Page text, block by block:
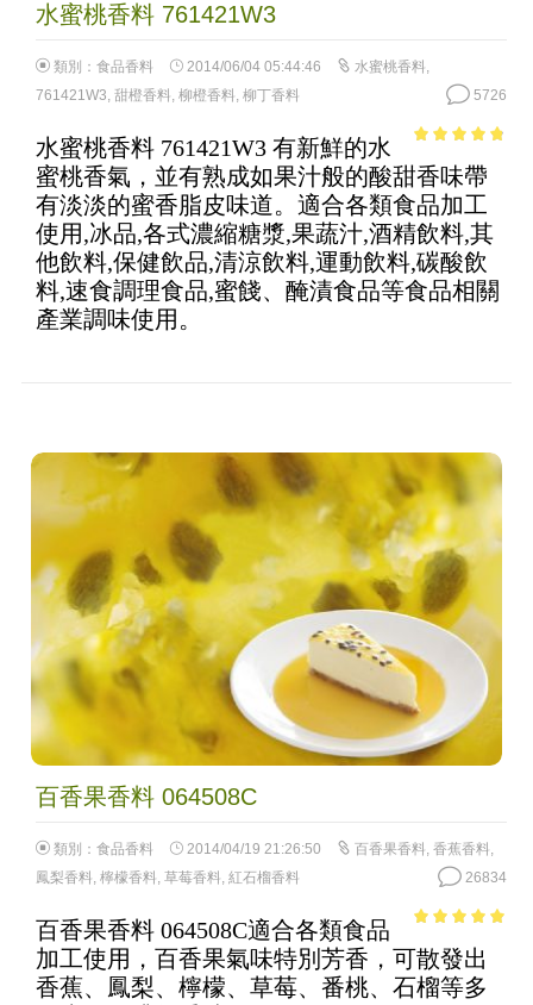
水蜜桃香料 761421W3
類別： 食品香料 2014/06/04 05:44:46 水蜜桃香料,
761421W3, 甜橙香料, 柳橙香料, 柳丁香料 5726
5
水蜜桃香料 761421W3 有新鮮的水
蜜桃香氣，並有熟成如果汁般的酸甜香味帶
有淡淡的蜜香脂皮味道。適合各類食品加工
使用,冰品,各式濃縮糖漿,果蔬汁,酒精飲料,其
他飲料,保健飲品,清涼飲料,運動飲料,碳酸飲
料,速食調理食品,蜜餞、醃漬食品等食品相關
產業調味使用。
百香果香料 064508C
類別： 食品香料 2014/04/19 21:26:50 百香果香料, 香蕉香料,
鳳梨香料, 檸檬香料, 草莓香料, 紅石榴香料 26834
5
百香果香料 064508C適合各類食品
加工使用，百香果氣味特別芳香，可散發出
香蕉、鳳梨、檸檬、草莓、番桃、石榴等多